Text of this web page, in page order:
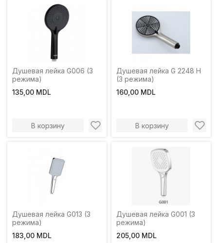
Душевая лейка G006 (3
режима)
135,00 MDL
В корзину
Душевая лейка G 2248 H
(3 режима)
160,00 MDL
В корзину
Душевая лейка G013 (3
режима)
183,00 MDL
Душевая лейка G001 (3
режима)
205,00 MDL